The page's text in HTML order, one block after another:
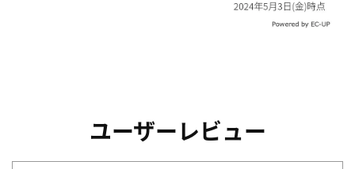
ユーザーレビュー